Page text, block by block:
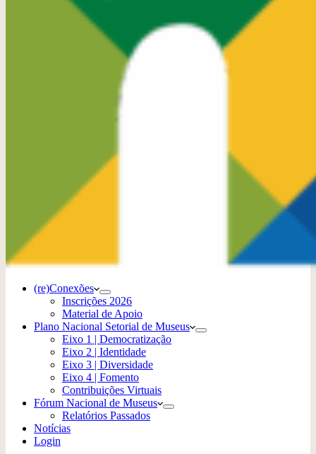
(re)Conexões
Inscrições 2026
Material de Apoio
Plano Nacional Setorial de Museus
Eixo 1 | Democratização
Eixo 2 | Identidade
Eixo 3 | Diversidade
Eixo 4 | Fomento
Contribuições Virtuais
Fórum Nacional de Museus
Relatórios Passados
Notícias
Login